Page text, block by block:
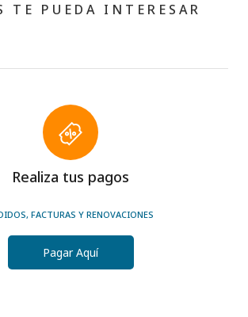
TE PUEDA INTERESAR
Realiza tus pagos
FACTURAS Y RENOVACIONES
Pagar Aquí